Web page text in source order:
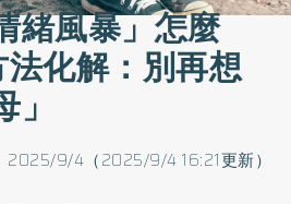
緒風暴」怎麼
化解：別再想
2025/9/4（2025/9/4 16:21更新）